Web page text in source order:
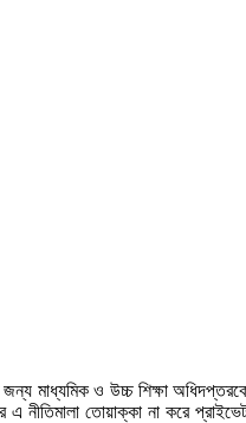
জন্য মাধ্যমিক ও উচ্চ শিক্ষা
নীতিমালা তোয়াক্কা না করে